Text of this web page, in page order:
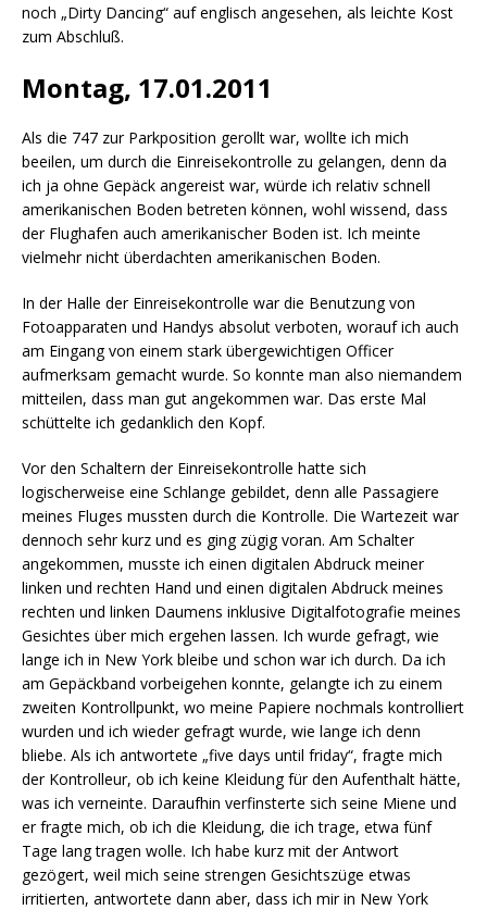
noch „Dirty Dancing“ auf englisch angesehen, als leichte Kost
zum Abschluß.
Montag, 17.01.2011
Als die 747 zur Parkposition gerollt war, wollte ich mich
beeilen, um durch die Einreisekontrolle zu gelangen, denn da
ich ja ohne Gepäck angereist war, würde ich relativ schnell
amerikanischen Boden betreten können, wohl wissend, dass
der Flughafen auch amerikanischer Boden ist. Ich meinte
vielmehr nicht überdachten amerikanischen Boden.
In der Halle der Einreisekontrolle war die Benutzung von
Fotoapparaten und Handys absolut verboten, worauf ich auch
am Eingang von einem stark übergewichtigen Officer
aufmerksam gemacht wurde. So konnte man also niemandem
mitteilen, dass man gut angekommen war. Das erste Mal
schüttelte ich gedanklich den Kopf.
Vor den Schaltern der Einreisekontrolle hatte sich
logischerweise eine Schlange gebildet, denn alle Passagiere
meines Fluges mussten durch die Kontrolle. Die Wartezeit war
dennoch sehr kurz und es ging zügig voran. Am Schalter
angekommen, musste ich einen digitalen Abdruck meiner
linken und rechten Hand und einen digitalen Abdruck meines
rechten und linken Daumens inklusive Digitalfotografie meines
Gesichtes über mich ergehen lassen. Ich wurde gefragt, wie
lange ich in New York bleibe und schon war ich durch. Da ich
am Gepäckband vorbeigehen konnte, gelangte ich zu einem
zweiten Kontrollpunkt, wo meine Papiere nochmals kontrolliert
wurden und ich wieder gefragt wurde, wie lange ich denn
bliebe. Als ich antwortete „five days until friday“, fragte mich
der Kontrolleur, ob ich keine Kleidung für den Aufenthalt hätte,
was ich verneinte. Daraufhin verfinsterte sich seine Miene und
er fragte mich, ob ich die Kleidung, die ich trage, etwa fünf
Tage lang tragen wolle. Ich habe kurz mit der Antwort
gezögert, weil mich seine strengen Gesichtszüge etwas
irritierten, antwortete dann aber, dass ich mir in New York